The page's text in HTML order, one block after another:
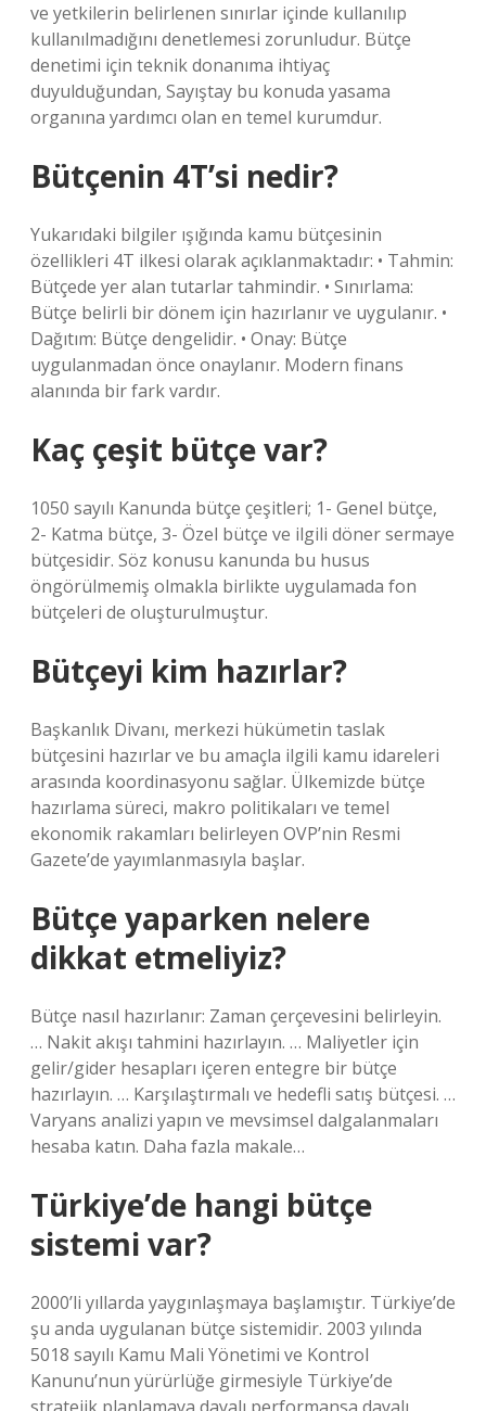
ve yetkilerin belirlenen sınırlar içinde kullanılıp
kullanılmadığını denetlemesi zorunludur. Bütçe
denetimi için teknik donanıma ihtiyaç
duyulduğundan, Sayıştay bu konuda yasama
organına yardımcı olan en temel kurumdur.
Bütçenin 4T’si nedir?
Yukarıdaki bilgiler ışığında kamu bütçesinin
özellikleri 4T ilkesi olarak açıklanmaktadır: • Tahmin:
Bütçede yer alan tutarlar tahmindir. • Sınırlama:
Bütçe belirli bir dönem için hazırlanır ve uygulanır. •
Dağıtım: Bütçe dengelidir. • Onay: Bütçe
uygulanmadan önce onaylanır. Modern finans
alanında bir fark vardır.
Kaç çeşit bütçe var?
1050 sayılı Kanunda bütçe çeşitleri; 1- Genel bütçe,
2- Katma bütçe, 3- Özel bütçe ve ilgili döner sermaye
bütçesidir. Söz konusu kanunda bu husus
öngörülmemiş olmakla birlikte uygulamada fon
bütçeleri de oluşturulmuştur.
Bütçeyi kim hazırlar?
Başkanlık Divanı, merkezi hükümetin taslak
bütçesini hazırlar ve bu amaçla ilgili kamu idareleri
arasında koordinasyonu sağlar. Ülkemizde bütçe
hazırlama süreci, makro politikaları ve temel
ekonomik rakamları belirleyen OVP’nin Resmi
Gazete’de yayımlanmasıyla başlar.
Bütçe yaparken nelere
dikkat etmeliyiz?
Bütçe nasıl hazırlanır: Zaman çerçevesini belirleyin.
… Nakit akışı tahmini hazırlayın. … Maliyetler için
gelir/gider hesapları içeren entegre bir bütçe
hazırlayın. … Karşılaştırmalı ve hedefli satış bütçesi. …
Varyans analizi yapın ve mevsimsel dalgalanmaları
hesaba katın. Daha fazla makale…
Türkiye’de hangi bütçe
sistemi var?
2000’li yıllarda yaygınlaşmaya başlamıştır. Türkiye’de
şu anda uygulanan bütçe sistemidir. 2003 yılında
5018 sayılı Kamu Mali Yönetimi ve Kontrol
Kanunu’nun yürürlüğe girmesiyle Türkiye’de